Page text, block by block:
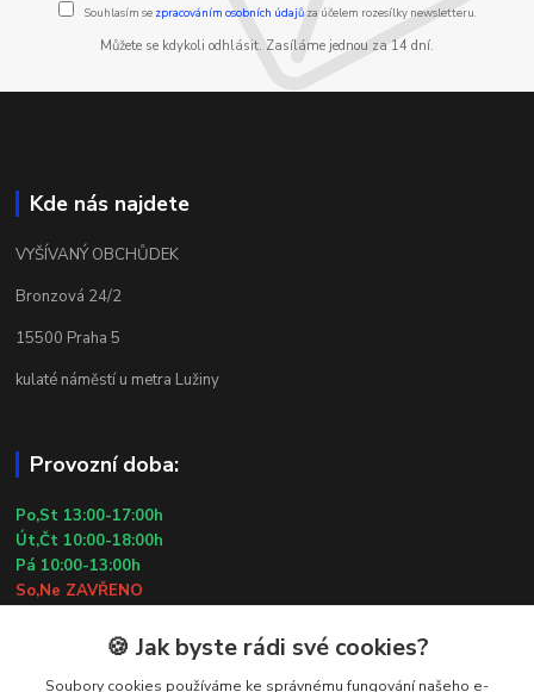
Souhlasím se zpracováním osobních údajůza účelem rozesílky newsletteru.
Můžete se kdykoli odhlásit. Zasíláme jednou za 14 dní.
Kde nás najdete
VYŠÍVANÝ OBCHŮDEK
Bronzová 24/2
15500 Praha 5
kulaté náměstí u metra Lužiny
Provozní doba:
Po,St 13:00-17:00h
Út,Čt 10:00-18:00h
Pá 10:00-13:00h
So,Ne ZAVŘENO
Kontakty
🍪 Jak byste rádi své cookies?
Soubory cookies používáme ke správnému fungování našeho e-